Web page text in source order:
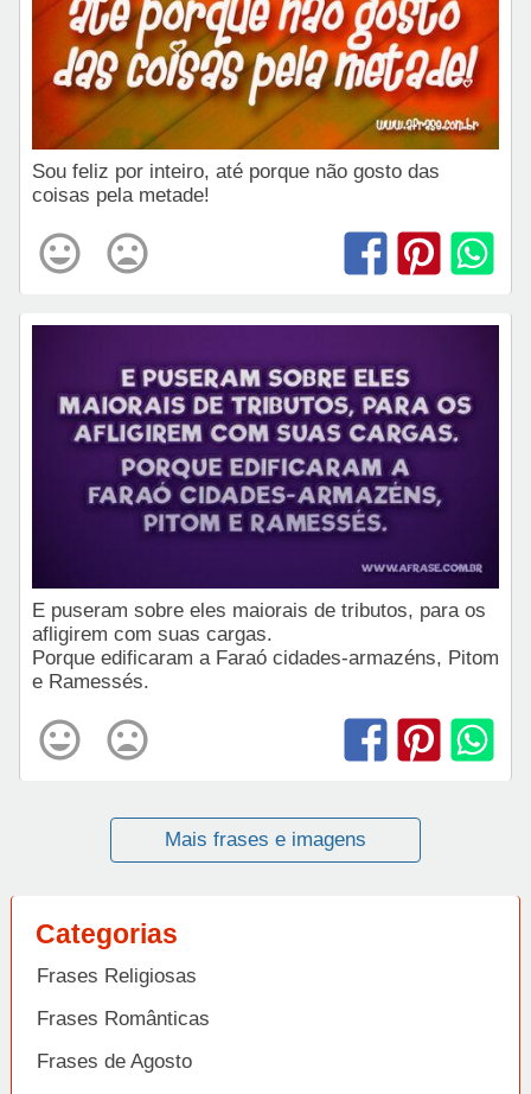
Sou feliz por inteiro, até porque não gosto das
coisas pela metade!
E puseram sobre eles maiorais de tributos, para os
afligirem com suas cargas.
Porque edificaram a Faraó cidades-armazéns, Pitom
e Ramessés.
Mais frases e imagens
Categorias
Frases Religiosas
Frases Românticas
Frases de Agosto